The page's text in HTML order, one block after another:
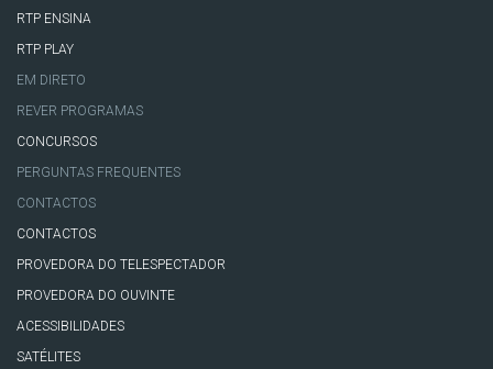
RTP ENSINA
RTP PLAY
EM DIRETO
REVER PROGRAMAS
CONCURSOS
PERGUNTAS FREQUENTES
CONTACTOS
CONTACTOS
PROVEDORA DO TELESPECTADOR
PROVEDORA DO OUVINTE
ACESSIBILIDADES
SATÉLITES